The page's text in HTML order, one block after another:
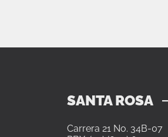
SANTA ROSA
Carrera 21 No. 34B-07